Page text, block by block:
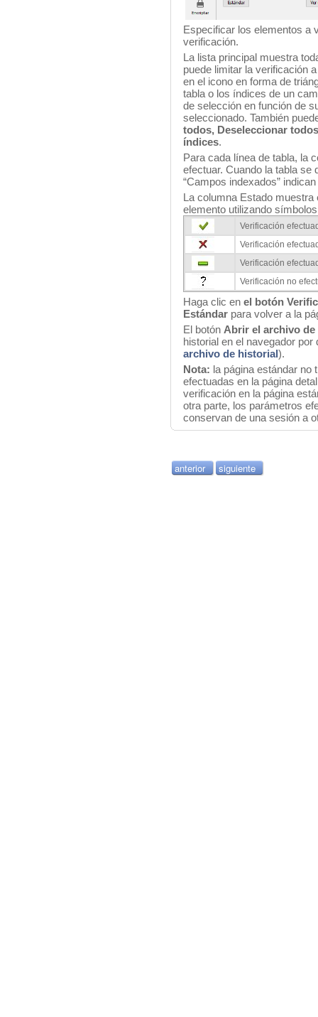
Especificar los elementos a
verificación.
La lista principal muestra
puede limitar la verificación
en el icono en forma de
tabla o los índices de un
de selección en función de
seleccionado. También
todos, Deseleccionar
índices.
Para cada línea de tabla, la
efectuar. Cuando la tabla se
“Campos indexados”
La columna Estado
elemento utilizando
Verificación
Verificación
Verificación
Verificación no
Haga clic en el botón
Estándar para volver a la
El botón Abrir el archivo
historial en el navegador
archivo de historial).
Nota: la página estándar no
efectuadas en la página
verificación en la página
otra parte, los parámetros
conservan de una sesión a
anterior siguiente